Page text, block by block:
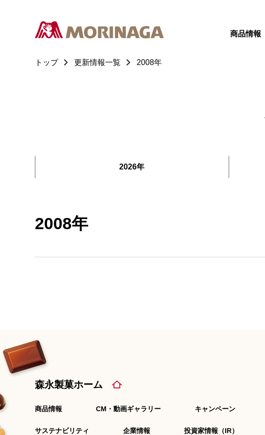
商品情報
トップ 更新情報一覧 2008年
2026年
2008年
森永製菓ホーム
商品情報 CM・動画ギャラリー キャンペーン
サステナビリティ 企業情報 投資家情報（IR）